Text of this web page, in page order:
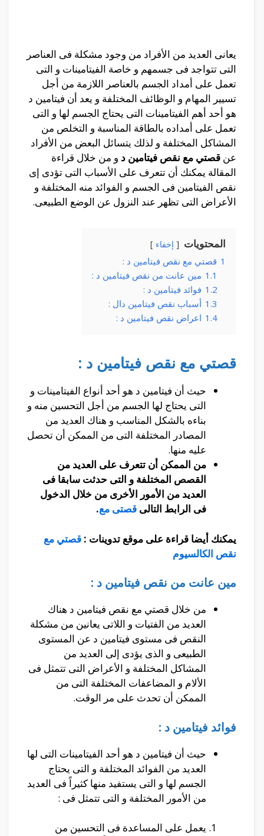
يعانى العديد من الأفراد من وجود مشكلة فى العناصر
التى تتواجد فى جسمهم و خاصة الفيتامينات و التى
تعمل على أمداد الجسم بالعناصر اللازمة من أجل
تسيير المهام و الوظائف المختلفة و يعد أن فيتامين د
هو أحد أهم الفيتامينات التى يحتاج الجسم لها و التى
تعمل على أمداده بالطاقة المناسبة و التخلص من
المشاكل المختلفة و لذلك يتسائل البعض من الأفراد
عن قصتي مع نقص فيتامين د و من خلال قراءة
المقالة يمكنك أن تتعرف على الأسباب التى تؤدى إى
نقص الفيتامين فى الجسم و الفوائد منه المختلفة و
الأعراض التى تظهر عند النزول عن الوضع الطبيعى.
المحتويات إخفاء
1 قصتي مع نقص فيتامين د :
1.1 مين عانت من نقص فيتامين د :
1.2 فوائد فيتامين د :
1.3 أسباب نقص فيتامين دال :
1.4 اعراض نقص فيتامين د :
قصتي مع نقص فيتامين د :
حيث أن فيتامين د هو أحد أنواع الفيتامينات و
التى يحتاج لها الجسم من أجل التحسين منه و
بناءه بالشكل المناسب و هناك العديد من
المصادر المختلفة التى من الممكن أن تحصل
عليه منها.
من الممكن أن تتعرف على العديد من
القصص المختلفة و التى حدثت سابقا فى
العديد من الأمور الأخرى من خلال الدخول
فى الرابط التالى قصتى مع.
يمكنك أيضا قراءة على موقع تدوينات : قصتي مع
نقص الكالسيوم
مين عانت من نقص فيتامين د :
من خلال قصتي مع نقص فيتامين د هناك
العديد من الفتيات و اللاتى يعانين من مشكلة
النقص فى مستوى فيتامين د عن المستوى
الطبيعى و الذى يؤدى إلى العديد من
المشاكل المختلفة و الأعراض التى تتمثل فى
الألام و المضاعفات المختلفة التى من
الممكن أن تحدث على مر الوقت.
فوائد فيتامين د :
حيث أن فيتامين د هو أحد الفيتامينات التى لها
العديد من الفوائد المختلفة و التى يحتاج
الجسم لها و التى يستفيد منها كثيراً فى العديد
من الأمور المختلفة و التى تتمثل فى :
يعمل على المساعدة فى التحسين من